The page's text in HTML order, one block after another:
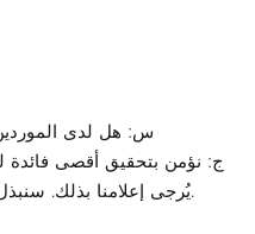
3.س: هل لدى
ج: نؤمن بتحقيق أقصى فائدة
يُرجى إعلامنا بذلك. سنبذل قصارى جهدنا لتلبية طلبك ودعمك.